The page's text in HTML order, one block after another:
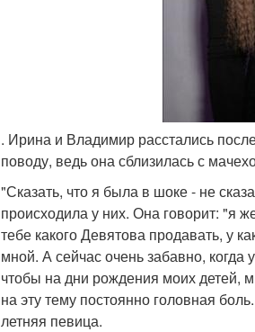
. Ирина и Владимир расстались
поводу, ведь она сблизилась с
"Сказать, что я была в шоке - не
происходила у них. Она говорит: "я
тебе какого Девятова продавать, у
мной. А сейчас очень забавно,
чтобы на дни рождения моих детей,
на эту тему постоянно головная
летняя певица.